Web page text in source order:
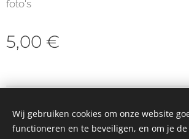
foto's
5,00 €
Cookies
Wij gebruiken cookies om onze website
functioneren en te beveiligen, en om je